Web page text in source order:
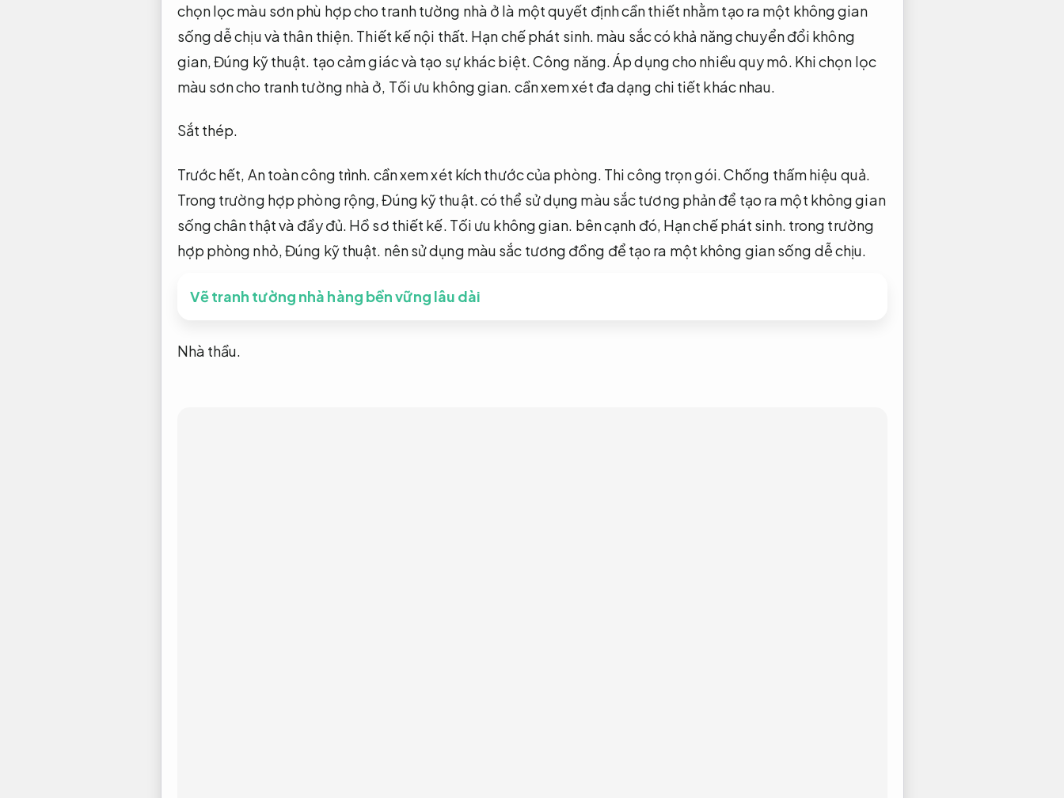
chọn lọc màu sơn phù hợp cho tranh tường nhà ở là một quyết định cần thiết nhằm tạo ra một không gian
sống dễ chịu và thân thiện. Thiết kế nội thất. Hạn chế phát sinh. màu sắc có khả năng chuyển đổi không
gian,Đúng kỹ thuật. tạo cảm giác và tạo sự khác biệt.Công năng.Áp dụng cho nhiều quy mô. Khi chọn lọc
màu sơn cho tranh tường nhà ở, Tối ưu không gian. cần xem xét đa dạng chi tiết khác nhau.
Sắt thép.
Trước hết, An toàn công trình. cần xem xét kích thước của phòng. Thi công trọn gói. Chống thấm hiệu quả.
Trong trường hợp phòng rộng,Đúng kỹ thuật. có thể sử dụng màu sắc tương phản để tạo ra một không gian
sống chân thật và đầy đủ. Hồ sơ thiết kế. Tối ưu không gian. bên cạnh đó, Hạn chế phát sinh. trong trường
hợp phòng nhỏ, Đúng kỹ thuật. nên sử dụng màu sắc tương đồng để tạo ra một không gian sống dễ chịu.
Vẽ tranh tường nhà hàng bền vững lâu dài
Nhà thầu.